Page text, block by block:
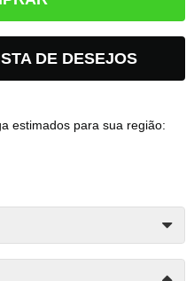
DE DESEJOS
estimados para sua região: